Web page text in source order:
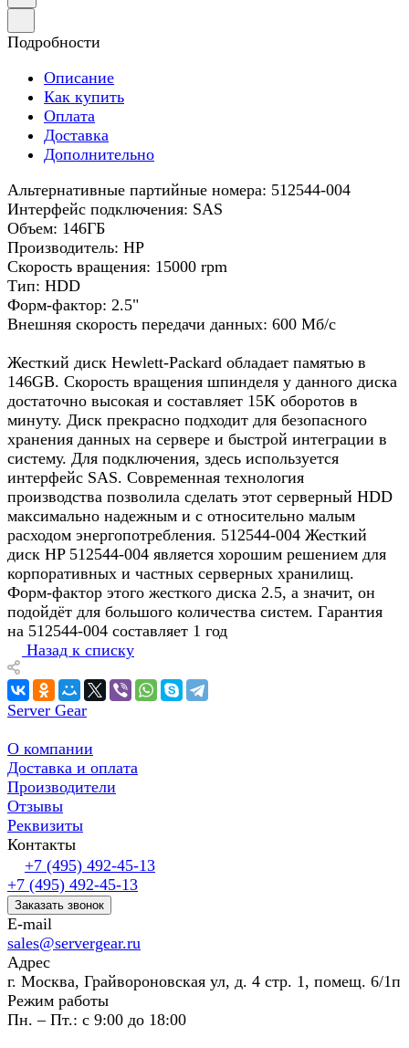
Подробности
Описание
Как купить
Оплата
Доставка
Дополнительно
Альтернативные партийные номера: 512544-004
Интерфейс подключения: SAS
Объем: 146ГБ
Производитель: HP
Скорость вращения: 15000 rpm
Тип: HDD
Форм-фактор: 2.5"
Внешняя скорость передачи данных: 600 Мб/с
Жесткий диск Hewlett-Packard обладает памятью в
146GB. Скорость вращения шпинделя у данного диска
достаточно высокая и составляет 15K оборотов в
минуту. Диск прекрасно подходит для безопасного
хранения данных на сервере и быстрой интеграции в
систему. Для подключения, здесь используется
интерфейс SAS. Современная технология
производства позволила сделать этот серверный HDD
максимально надежным и с относительно малым
расходом энергопотребления. 512544-004 Жесткий
диск HP 512544-004 является хорошим решением для
корпоративных и частных серверных хранилищ.
Форм-фактор этого жесткого диска 2.5, а значит, он
подойдёт для большого количества систем. Гарантия
на 512544-004 составляет 1 год
Назад к списку
Server Gear
О компании
Доставка и оплата
Производители
Отзывы
Реквизиты
Контакты
+7 (495) 492-45-13
+7 (495) 492-45-13
Заказать звонок
E-mail
sales@servergear.ru
Адрес
г. Москва, Грайвороновская ул, д. 4 стр. 1, помещ. 6/1п
Режим работы
Пн. – Пт.: с 9:00 до 18:00